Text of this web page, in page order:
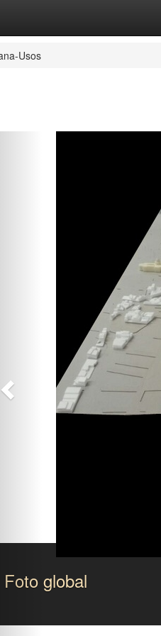
Usos
global